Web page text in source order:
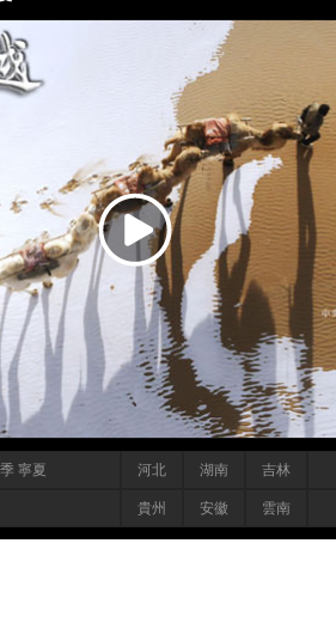
寧夏 河北 湖南 吉林
貴州 安徽 雲南